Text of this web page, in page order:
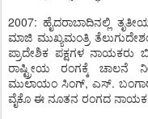
2007: ಹೈದರಾಬಾದಿನಲ್ಲಿ
ಮಾಜಿ ಮುಖ್ಯಮಂತ್ರಿ
ಪ್ರಾದೇಶಿಕ ಪಕ್ಷಗಳ
ರಾಷ್ಟ್ರೀಯ ರಂಗಕ್ಕೆ ಚಾಲನೆ
ಮುಲಾಯಂ ಸಿಂಗ್, ಎಸ್.
ವೈಕೊ ಈ ನೂತನ ರಂಗದ